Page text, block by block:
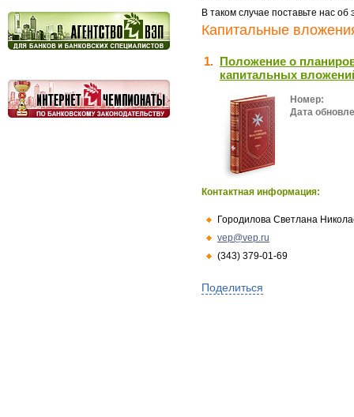
В таком случае поставьте нас
Капитальные
1. Положение о
капитальных
Номер:
Дата
Контактная информация:
Городилова Светлана
vep@vep.ru
(343) 379-01-69
Поделиться